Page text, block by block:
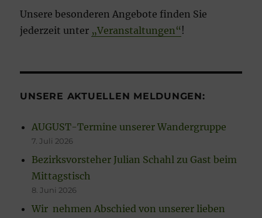
Unsere besonderen Angebote finden Sie
jederzeit unter „Veranstaltungen“ !
UNSERE AKTUELLEN MELDUNGEN:
AUGUST-Termine unserer Wandergruppe
7. Juli 2026
Bezirksvorsteher Julian Schahl zu Gast beim
Mittagstisch
8. Juni 2026
Wir nehmen Abschied von unserer lieben